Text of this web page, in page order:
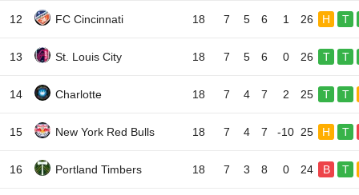
12 FC Cincinnati 18 7 5 6 1 26 H T
13 St. Louis City 18 7 5 6 0 26 T T
14 Charlotte 18 7 4 7 2 25 T T
15 New York Red Bulls 18 7 4 7 -10 25 H T
16 Portland Timbers 18 7 3 8 0 24 B T